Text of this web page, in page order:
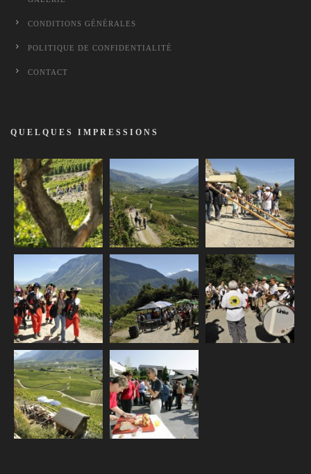
CONDITIONS GÉNÉRALES
POLITIQUE DE CONFIDENTIALITÉ
CONTACT
QUELQUES IMPRESSIONS